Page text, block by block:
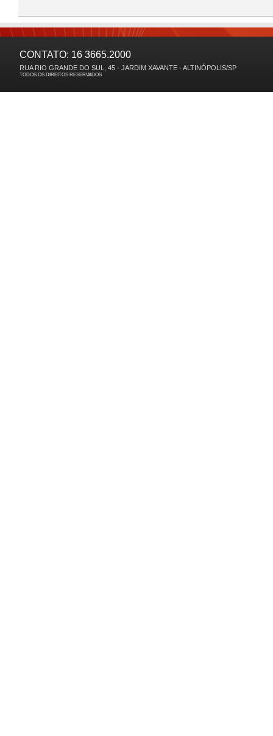
CONTATO: 16 3665.2000
RUA RIO GRANDE DO SUL, 45 - JARDIM XAVANTE - ALTINÓPOLIS/SP
TODOS OS DIREITOS RESERVADOS